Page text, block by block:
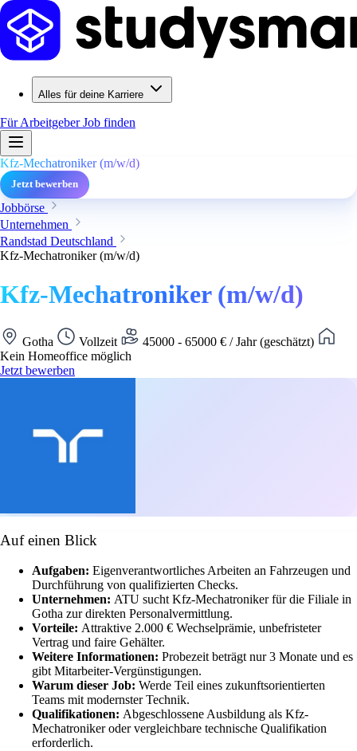
Alles für deine Karriere
Für ArbeitgeberJob finden
Kfz-Mechatroniker (m/w/d)
Jetzt bewerben
Jobbörse
Unternehmen
Randstad Deutschland
Kfz-Mechatroniker (m/w/d)
Kfz-Mechatroniker (m/w/d)
Gotha Vollzeit
45000 - 65000 € / Jahr (geschätzt)
Kein Homeoffice möglich
Jetzt bewerben
Auf einen Blick
Aufgaben: Eigenverantwortliches Arbeiten an Fahrzeugen und
Durchführung von qualifizierten Checks.
Unternehmen: ATU sucht Kfz-Mechatroniker für die Filiale in
Gotha zur direkten Personalvermittlung.
Vorteile: Attraktive 2.000 € Wechselprämie, unbefristeter
Vertrag und faire Gehälter.
Weitere Informationen: Probezeit beträgt nur 3 Monate und es
gibt Mitarbeiter-Vergünstigungen.
Warum dieser Job: Werde Teil eines zukunftsorientierten
Teams mit modernster Technik.
Qualifikationen: Abgeschlossene Ausbildung als Kfz-
Mechatroniker oder vergleichbare technische Qualifikation
erforderlich.